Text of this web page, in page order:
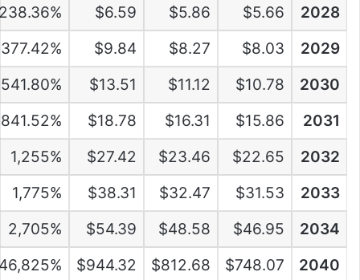
2028
$5.66
$5.86
$6.59
2029
$8.03
$8.27
$9.84
377.42%
2030
$10.78
$11.12
$13.51
541.80%
2031
$15.86
$16.31
$18.78
841.52%
2032
$22.65
$23.46
$27.42
1,255%
2033
$31.53
$32.47
$38.31
1,775%
2034
$46.95
$48.58
$54.39
2,705%
2040
$748.07
$812.68
$944.32